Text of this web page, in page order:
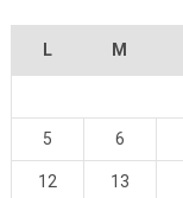
L M
5 6
12 13